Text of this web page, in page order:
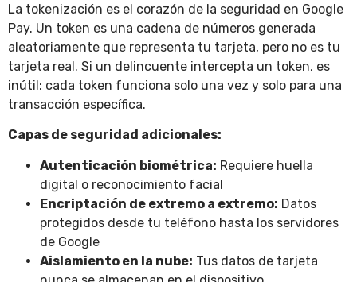
La tokenización es el corazón de la seguridad en Google
Pay. Un token es una cadena de números generada
aleatoriamente que representa tu tarjeta, pero no es tu
tarjeta real. Si un delincuente intercepta un token, es
inútil: cada token funciona solo una vez y solo para una
transacción específica.
Capas de seguridad adicionales:
Autenticación biométrica: Requiere huella
digital o reconocimiento facial
Encriptación de extremo a extremo: Datos
protegidos desde tu teléfono hasta los servidores
de Google
Aislamiento en la nube: Tus datos de tarjeta